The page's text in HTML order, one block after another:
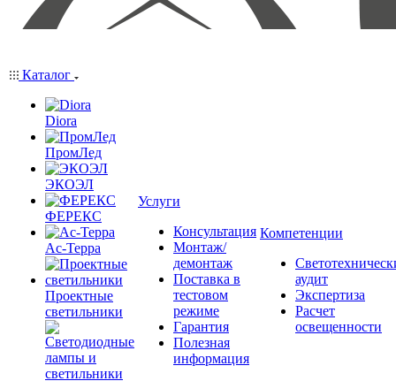
Каталог
Diora
ПромЛед
ЭКОЭЛ
ФЕРЕКС
Ас-Терра
Проектные
светильники
Услуги
Консультация
Монтаж/
демонтаж
Поставка в
тестовом
режиме
Гарантия
Полезная
информация
Компетенции
аудит
Экспертиза
Расчет
освещенности